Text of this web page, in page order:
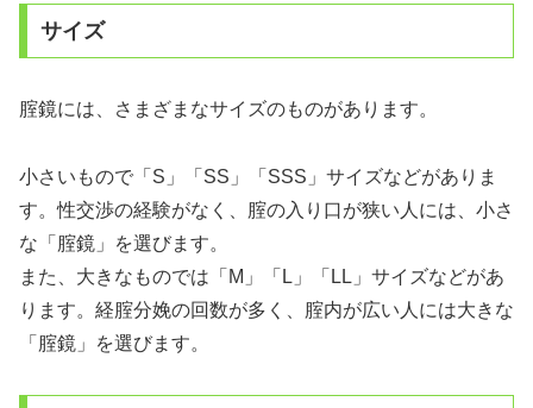
サイズ
腟鏡には、さまざまなサイズのものがあります。
小さいもので「S」「SS」「SSS」サイズなどがありま
す。性交渉の経験がなく、腟の入り口が狭い人には、小さ
な「腟鏡」を選びます。
また、大きなものでは「M」「L」「LL」サイズなどがあ
ります。経腟分娩の回数が多く、腟内が広い人には大きな
「腟鏡」を選びます。